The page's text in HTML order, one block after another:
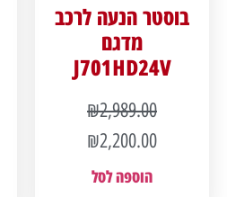
בוסטר הנעה לרכב
מדגם
J701HD24V
₪2,989.00
₪2,200.00
הוספה לסל